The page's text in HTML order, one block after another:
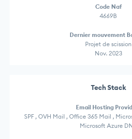
Code Naf
4669B
Dernier mouvement
Projet de scission
Nov. 2023
Tech Stack
Email Hosting
SPF , OVH Mail , Office 365 Mail ,
Microsoft Azure